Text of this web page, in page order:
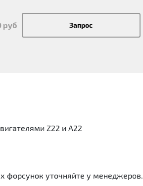
руб Запрос
Z22 и A22
форсунок уточняйте у менеджеров.